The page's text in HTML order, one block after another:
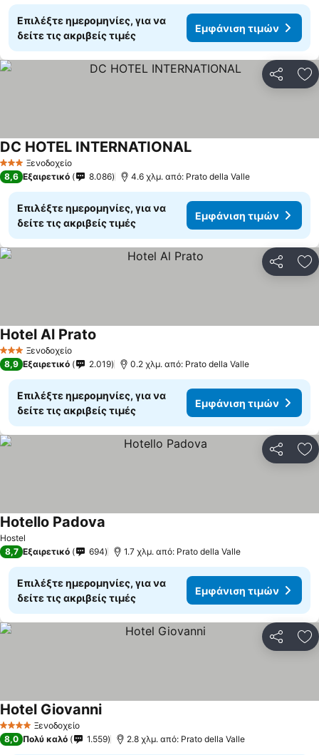
Επιλέξτε ημερομηνίες, για να
δείτε τις ακριβείς τιμές
Εμφάνιση τιμών
3 ΑστέριαΞενοδοχείο
DC HOTEL INTERNATIONAL
8,6 Εξαιρετικό 8.086 4.6 χλμ. από: Prato della Valle
Επιλέξτε ημερομηνίες, για να
δείτε τις ακριβείς τιμές
Εμφάνιση τιμών
3 ΑστέριαΞενοδοχείο
Hotel Al Prato
8,9 Εξαιρετικό 2.019 0.2 χλμ. από: Prato della Valle
Επιλέξτε ημερομηνίες, για να
δείτε τις ακριβείς τιμές
Εμφάνιση τιμών
Hostel
Hotello Padova
8,7 Εξαιρετικό 694 1.7 χλμ. από: Prato della Valle
Επιλέξτε ημερομηνίες, για να
δείτε τις ακριβείς τιμές
Εμφάνιση τιμών
4 ΑστέριαΞενοδοχείο
Hotel Giovanni
8,0 Πολύ καλό 1.559 2.8 χλμ. από: Prato della Valle